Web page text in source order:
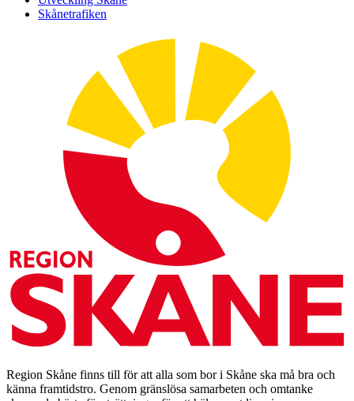
Skånetrafiken
Region Skåne finns till för att alla som bor i Skåne ska må bra och
känna framtidstro. Genom gränslösa samarbeten och omtanke